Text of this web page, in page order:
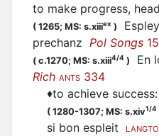
to make progress,
( 1265; MS: s.xiiiex )
prechanz Pol Songs
( c.1270; MS: s.xiii4/4 ) En
Rich ANTS 334
♦to achieve success:
( 1280-1307; MS: s.xiv1/4
si bon espleit